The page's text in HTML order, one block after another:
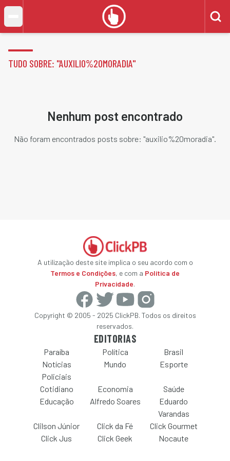
TUDO SOBRE: "AUXILIO%20MORADIA"
Nenhum post encontrado
Não foram encontrados posts sobre: "auxilio%20moradia".
A utilização deste site implica o seu acordo com o
Termos e Condições, e com a Política de
Privacidade.
Copyright © 2005 - 2025 ClickPB. Todos os direitos
reservados.
EDITORIAS
Paraíba Política
Brasil
Notícias
Policiais
Mundo Esporte
Cotidiano Economia
Saúde
Educação
Alfredo Soares
Eduardo
Varandas
Clilson Júnior
Click da Fé
Click Gourmet
Click Jus
Click Geek Nocaute